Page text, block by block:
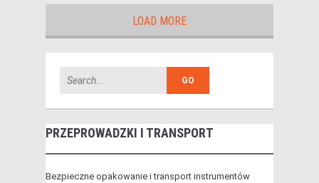
LOAD MORE
PRZEPROWADZKI I TRANSPORT
Bezpieczne opakowanie i transport instrumentów